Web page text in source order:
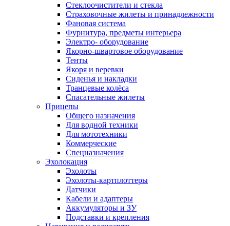
Стеклоочистители и стекла
Страховочные жилеты и принадлежности
Фановая система
Фурнитура, предметы интерьера
Электро- оборудование
Якорно-швартовое оборудование
Тенты
Якоря и веревки
Сиденья и накладки
Транцевые колёса
Спасательные жилеты
Прицепы
Общего назначения
Для водной техники
Для мототехники
Коммерческие
Спецназначения
Эхолокация
Эхолоты
Эхолоты-картплоттеры
Датчики
Кабели и адаптеры
Аккумуляторы и ЗУ
Подставки и крепления